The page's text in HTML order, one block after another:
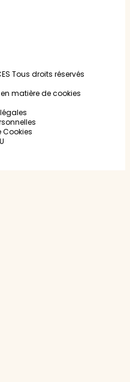
Tous droits réservés
matière de cookies
Cookies